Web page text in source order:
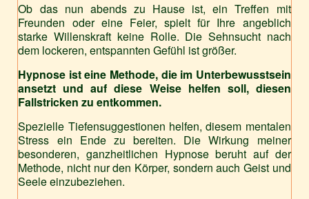
Ob das nun abends zu Hause ist, ein Treffen mit
Freunden oder eine Feier, spielt für Ihre angeblich
starke Willenskraft keine Rolle. Die Sehnsucht nach
dem lockeren, entspannten Gefühl ist größer.
Hypnose ist eine Methode, die im Unterbewusstsein
ansetzt und auf diese Weise helfen soll, diesen
Fallstricken zu entkommen.
Spezielle Tiefensuggestionen helfen, diesem mentalen
Stress ein Ende zu bereiten. Die Wirkung meiner
besonderen, ganzheitlichen Hypnose beruht auf der
Methode, nicht nur den Körper, sondern auch Geist und
Seele einzubeziehen.